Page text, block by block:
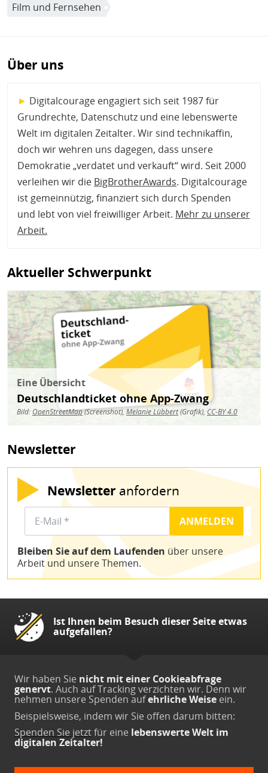
Film und Fernsehen
Über uns
► Digitalcourage engagiert sich seit 1987 für
Grundrechte, Datenschutz und eine lebenswerte
Welt im digitalen Zeitalter. Wir sind technikaffin,
doch wir wehren uns dagegen, dass unsere
Demokratie „verdatet und verkauft“ wird. Seit 2000
verleihen wir die BigBrotherAwards. Digitalcourage
ist gemeinnützig, finanziert sich durch Spenden
und lebt von viel freiwilliger Arbeit. Mehr zu unserer
Arbeit.
Aktueller Schwerpunkt
Bild
Eine Übersicht
Deutschlandticket ohne App-Zwang
Bild: OpenStreetMap(Screenshot),Melanie Lübbert(Grafik), CC-BY 4.0
Newsletter
Newsletter anfordern
Bleiben Sie auf dem Laufenden über unsere
Arbeit und unsere Themen.
Ist Ihnen beim Besuch dieser Seite etwas
aufgefallen?
Wir haben Sie nicht mit einer Cookieabfrage
genervt. Auch auf Tracking verzichten wir. Denn wir
nehmen unsere Spenden aufehrliche Weise ein.
Beispielsweise, indem wir Sie offen darum bitten:
Spenden Sie jetztfür eine lebenswerte Welt im
digitalen Zeitalter!